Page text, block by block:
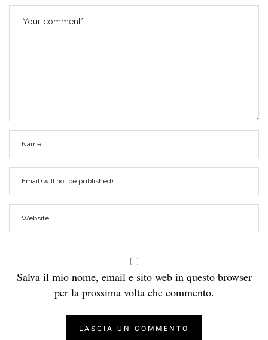
Salva il mio nome, email e sito web in questo browser
per la prossima volta che commento.